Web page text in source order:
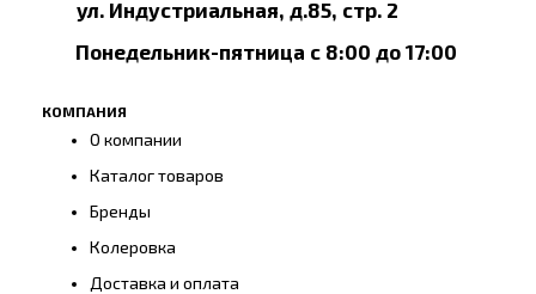
ул. Индустриальная, д.85, стр. 2
Понедельник-пятница с 8:00 до 17:00
КОМПАНИЯ
О компании
Каталог товаров
Бренды
Колеровка
Доставка и оплата